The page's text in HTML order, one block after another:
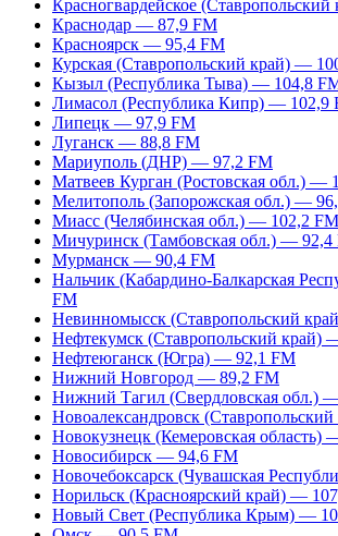
Красногвардейское
Краснодар — 87,9 FM
Красноярск — 95,4 FM
Курская (Ставропольский край) —
Кызыл (Республика Тыва) — 104,8
Лимасол (Республика Кипр) — 102,9
Липецк — 97,9 FM
Луганск — 88,8 FM
Мариуполь (ДНР) — 97,2 FM
Матвеев Курган (Ростовская обл.) —
Мелитополь (Запорожская обл.) —
Миасс (Челябинская обл.) — 102,2 FM
Мичуринск (Тамбовская обл.) — 92,4
Мурманск — 90,4 FM
Нальчик (Кабардино-Балкарская
FM
Невинномысск (Ставропольский
Нефтекумск (Ставропольский край)
Нефтеюганск (Югра) — 92,1 FM
Нижний Новгород — 89,2 FM
Нижний Тагил (Свердловская обл.)
Новоалександровск
Новокузнецк (Кемеровская область)
Новосибирск — 94,6 FM
Новочебоксарск (Чувашская
Норильск (Красноярский край) —
Новый Свет (Республика Крым) —